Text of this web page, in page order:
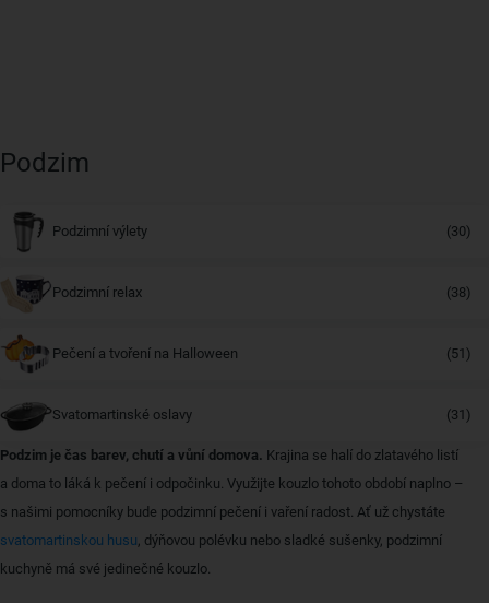
Podzim
Podzimní výlety (30)
Podzimní relax (38)
Pečení a tvoření na Halloween (51)
Svatomartinské oslavy (31)
Podzim je čas barev, chutí a vůní domova. Krajina se halí do zlatavého listí
a doma to láká k pečení i odpočinku. Využijte kouzlo tohoto období naplno –
s našimi pomocníky bude podzimní pečení i vaření radost. Ať už chystáte
svatomartinskou husu, dýňovou polévku nebo sladké sušenky, podzimní
kuchyně má své jedinečné kouzlo.